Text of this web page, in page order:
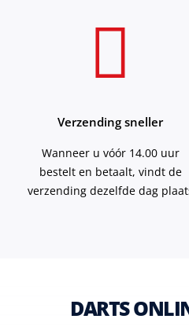
Verzending sneller
Wanneer u vóór 14.00 uur
bestelt en betaalt, vindt de
verzending dezelfde dag
DARTS